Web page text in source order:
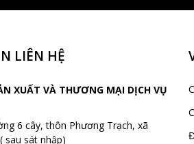
LIÊN HỆ
XUẤT VÀ THƯƠNG MẠI DỊCH VỤ
6 cây, thôn Phương Trạch, xã
sau sát nhập)